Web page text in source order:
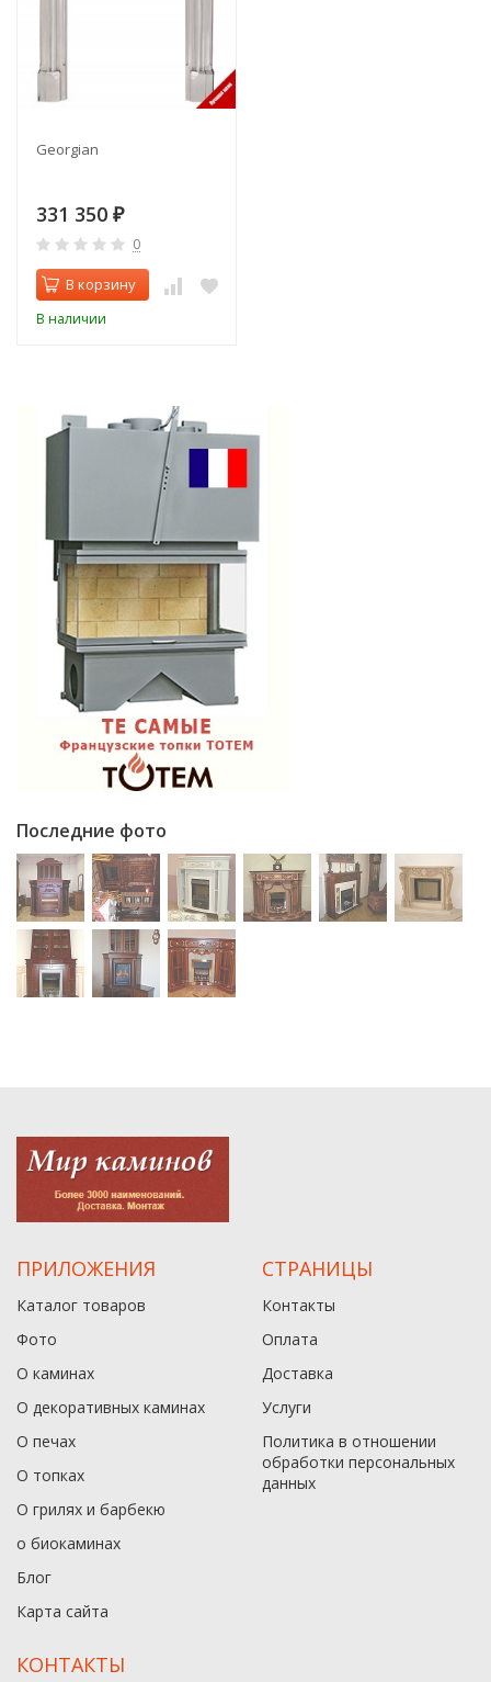
Georgian
331 350 ₽
0
В корзину
В наличии
Последние фото
ПРИЛОЖЕНИЯ
Каталог товаров
Фото
О каминах
О декоративных каминах
О печах
О топках
О грилях и барбекю
о биокаминах
Блог
Карта сайта
СТРАНИЦЫ
Контакты
Оплата
Доставка
Услуги
Политика в отношении
обработки персональных
данныx
КОНТАКТЫ